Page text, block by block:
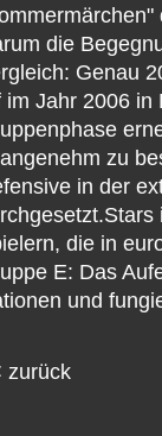
die
Genau
im Jahr 2006 in
zu
in der
die in
E: Das
und
zurück